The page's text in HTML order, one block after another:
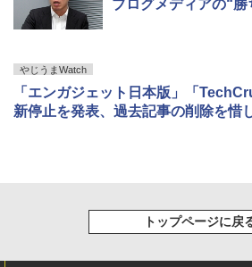
ブログメディアの“勝
やじうまWatch
「エンガジェット日本版」「
新停止を発表、過去記事の削除を惜
トップページに戻